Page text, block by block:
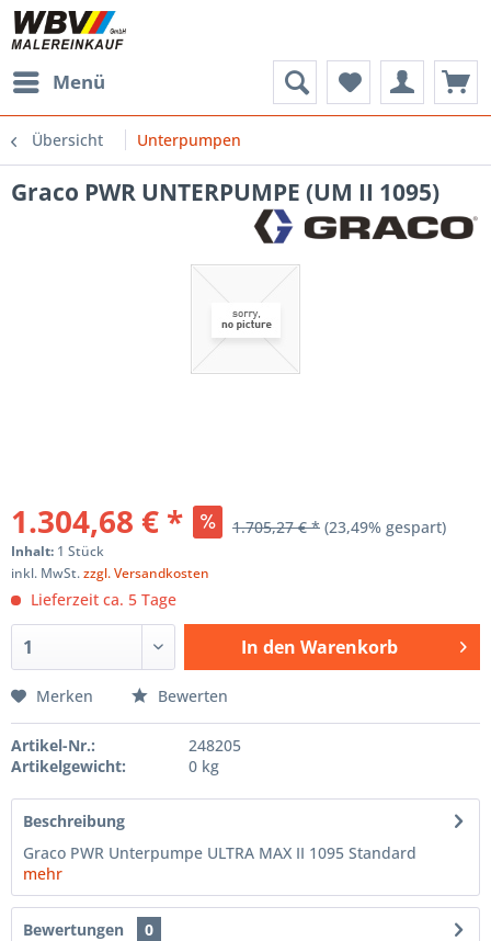
Menü
Übersicht Unterpumpen
Graco PWR UNTERPUMPE (UM II 1095)
1.304,68 € * 1.705,27 € * (23,49% gespart)
Inhalt: 1 Stück
inkl. MwSt.zzgl. Versandkosten
Lieferzeit ca. 5 Tage
In den Warenkorb
Merken Bewerten
Artikel-Nr.:
248205
Artikelgewicht:
0 kg
Beschreibung
Graco PWR Unterpumpe ULTRA MAX II 1095 Standard
mehr
Bewertungen
0